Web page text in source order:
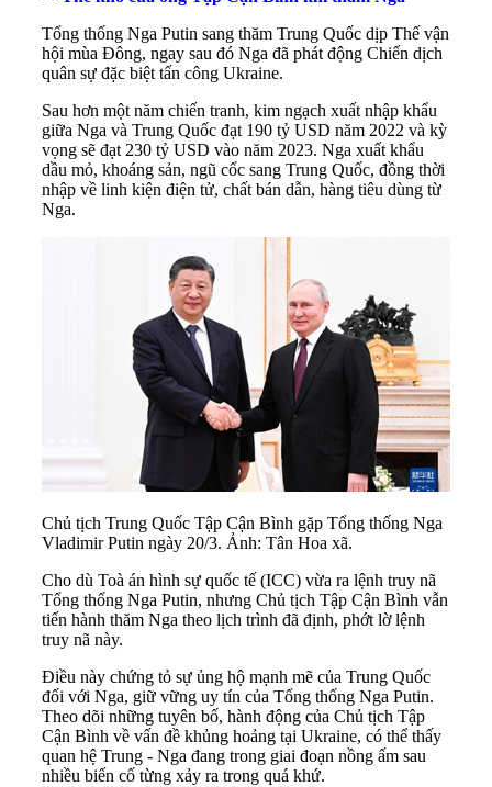
Tổng thống Nga Putin sang thăm Trung Quốc dịp Thế vận
hội mùa Đông, ngay sau đó Nga đã phát động Chiến dịch
quân sự đặc biệt tấn công Ukraine.
Sau hơn một năm chiến tranh, kim ngạch xuất nhập khẩu
giữa Nga và Trung Quốc đạt 190 tỷ USD năm 2022 và kỳ
vọng sẽ đạt 230 tỷ USD vào năm 2023. Nga xuất khẩu
dầu mỏ, khoáng sản, ngũ cốc sang Trung Quốc, đồng thời
nhập về linh kiện điện tử, chất bán dẫn, hàng tiêu dùng từ
Nga.
Chủ tịch Trung Quốc Tập Cận Bình gặp Tổng thống Nga
Vladimir Putin ngày 20/3. Ảnh: Tân Hoa xã.
Cho dù Toà án hình sự quốc tế (ICC) vừa ra lệnh truy nã
Tổng thống Nga Putin, nhưng Chủ tịch Tập Cận Bình vẫn
tiến hành thăm Nga theo lịch trình đã định, phớt lờ lệnh
truy nã này.
Điều này chứng tỏ sự ủng hộ mạnh mẽ của Trung Quốc
đối với Nga, giữ vững uy tín của Tổng thống Nga Putin.
Theo dõi những tuyên bố, hành động của Chủ tịch Tập
Cận Bình về vấn đề khủng hoảng tại Ukraine, có thể thấy
quan hệ Trung - Nga đang trong giai đoạn nồng ấm sau
nhiều biến cố từng xảy ra trong quá khứ.